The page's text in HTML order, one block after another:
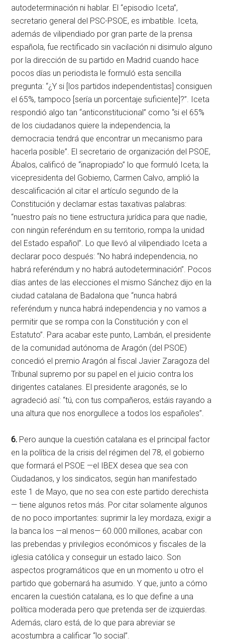
autodeterminación ni hablar. El “episodio Iceta”,
secretario general del PSC-PSOE, es imbatible. Iceta,
además de vilipendiado por gran parte de la prensa
española, fue rectificado sin vacilación ni disimulo alguno
por la dirección de su partido en Madrid cuando hace
pocos días un periodista le formuló esta sencilla
pregunta: “¿Y si [los partidos independentistas] consiguen
el 65%, tampoco [sería un porcentaje suficiente]?”. Iceta
respondió algo tan “anticonstitucional” como “si el 65%
de los ciudadanos quiere la independencia, la
democracia tendrá que encontrar un mecanismo para
hacerla posible”. El secretario de organización del PSOE,
Ábalos, calificó de “inapropiado” lo que formuló Iceta; la
vicepresidenta del Gobierno, Carmen Calvo, amplió la
descalificación al citar el artículo segundo de la
Constitución y declamar estas taxativas palabras:
“nuestro país no tiene estructura jurídica para que nadie,
con ningún referéndum en su territorio, rompa la unidad
del Estado español”. Lo que llevó al vilipendiado Iceta a
declarar poco después: “No habrá independencia, no
habrá referéndum y no habrá autodeterminación”. Pocos
días antes de las elecciones el mismo Sánchez dijo en la
ciudad catalana de Badalona que “nunca habrá
referéndum y nunca habrá independencia y no vamos a
permitir que se rompa con la Constitución y con el
Estatuto”. Para acabar este punto, Lambán, el presidente
de la comunidad autónoma de Aragón (del PSOE)
concedió el premio Aragón al fiscal Javier Zaragoza del
Tribunal supremo por su papel en el juicio contra los
dirigentes catalanes. El presidente aragonés, se lo
agradeció así: “tú, con tus compañeros, estáis rayando a
una altura que nos enorgullece a todos los españoles”.
6. Pero aunque la cuestión catalana es el principal factor
en la política de la crisis del régimen del 78, el gobierno
que formará el PSOE —el IBEX desea que sea con
Ciudadanos, y los sindicatos, según han manifestado
este 1 de Mayo, que no sea con este partido derechista
— tiene algunos retos más. Por citar solamente algunos
de no poco importantes: suprimir la ley mordaza, exigir a
la banca los —al menos— 60.000 millones, acabar con
las prebendas y privilegios económicos y fiscales de la
iglesia católica y conseguir un estado laico. Son
aspectos programáticos que en un momento u otro el
partido que gobernará ha asumido. Y que, junto a cómo
encaren la cuestión catalana, es lo que define a una
política moderada pero que pretenda ser de izquierdas.
Además, claro está, de lo que para abreviar se
acostumbra a calificar “lo social”.